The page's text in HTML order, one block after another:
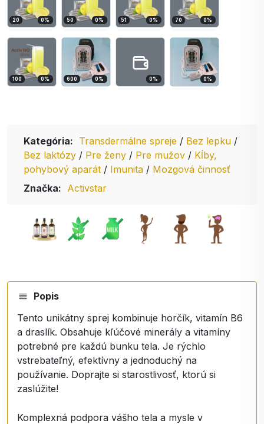
20 0% 50 0% 51 0% 70 0%
100 0% 600 0% 0% 0%
Kategória: Transdermálne spreje / Bez lepku /
Bez laktózy / Pre ženy / Pre mužov / Kĺby,
pohybový aparát / Imunita / Mozgová činnosť
Značka: Activstar
Popis
Tento unikátny sprej kombinuje horčík, vitamín B6
a draslík. Obsahuje kľúčové minerály a vitamíny
potrebné pre každú bunku tela. Je rýchlo
vstrebateľný, efektívny a jednoduchý na
používanie. Doprajte si starostlivosť, ktorú si
zaslúžite!
Komplexná podpora vášho tela a mysle v